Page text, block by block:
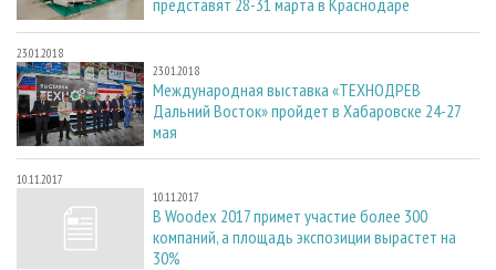
представят 28-31 марта в Краснодаре
23.01.2018
23.01.2018
Международная выставка «ТЕХНОДРЕВ
Дальний Восток» пройдет в Хабаровске 24-27
мая
10.11.2017
10.11.2017
В Woodex 2017 примет участие более 300
компаний, а площадь экспозиции вырастет на
30%